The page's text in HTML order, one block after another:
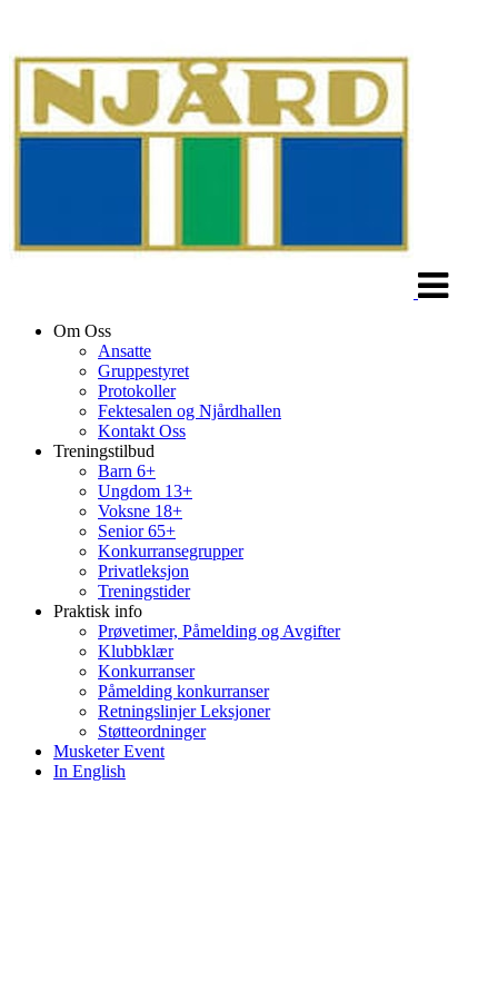
Om Oss
Ansatte
Gruppestyret
Protokoller
Fektesalen og Njårdhallen
Kontakt Oss
Treningstilbud
Barn 6+
Ungdom 13+
Voksne 18+
Senior 65+
Konkurransegrupper
Privatleksjon
Treningstider
Praktisk info
Prøvetimer, Påmelding og Avgifter
Klubbklær
Konkurranser
Påmelding konkurranser
Retningslinjer Leksjoner
Støtteordninger
Musketer Event
In English